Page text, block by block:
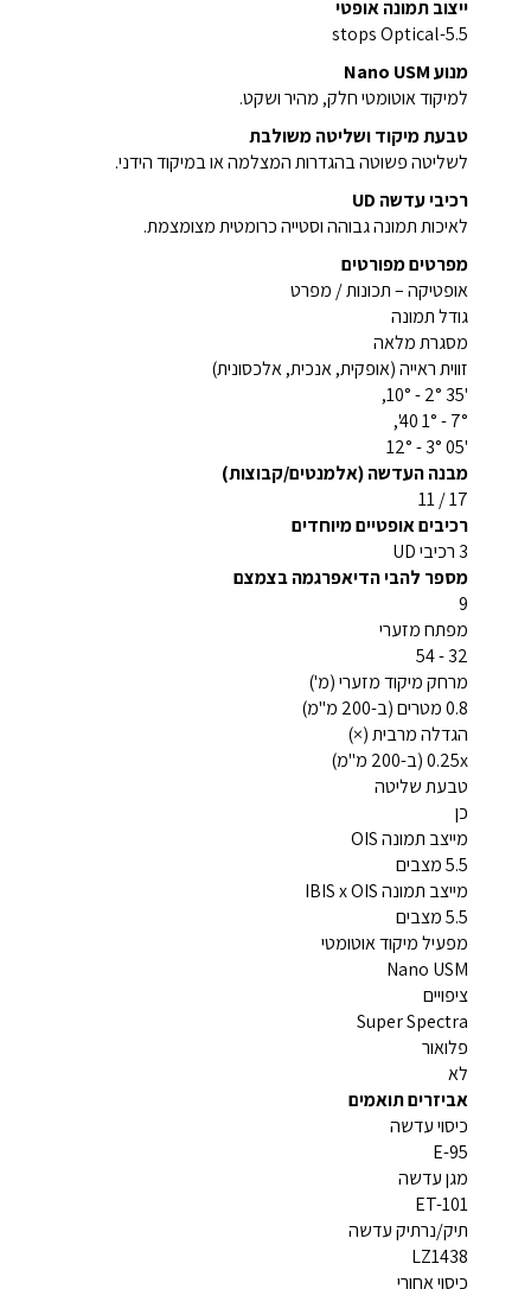
ייצוב תמונה אופטי
5.5-stops Optical
מנוע Nano USM
למיקוד אוטומטי חלק, מהיר ושקט.
טבעת מיקוד ושליטה משולבת
לשליטה פשוטה בהגדרות המצלמה או במיקוד הידני.
רכיבי עדשה UD
לאיכות תמונה גבוהה וסטייה כרומטית מצומצמת.
מפרטים מפורטים
אופטיקה – תכונות / מפרט
גודל תמונה
מסגרת מלאה
זווית ראייה (אופקית, אנכית, אלכסונית)
'35 2° - 10°,
7° - 1° 40',
'05 3° - 12°
מבנה העדשה (אלמנטים/קבוצות)
17 / 11
רכיבים אופטיים מיוחדים
3 רכיבי‏ UD
מספר להבי הדיאפרגמה בצמצם
9
מפתח מזערי
32 - 54
מרחק מיקוד מזערי (מ')
0.8 מטרים (ב-200 מ"מ)
הגדלה מרבית (×)
0.25x (ב-200 מ"מ)
טבעת שליטה
כן
מייצב תמונה OIS
5.5 מצבים
מייצב תמונה IBIS x OIS
5.5 מצבים
מפעיל מיקוד אוטומטי
Nano USM
ציפויים
Super Spectra
פלואור
לא
אביזרים תואמים
כיסוי עדשה
E-95
מגן עדשה
ET-101
תיק/נרתיק עדשה
LZ1438
כיסוי אחורי